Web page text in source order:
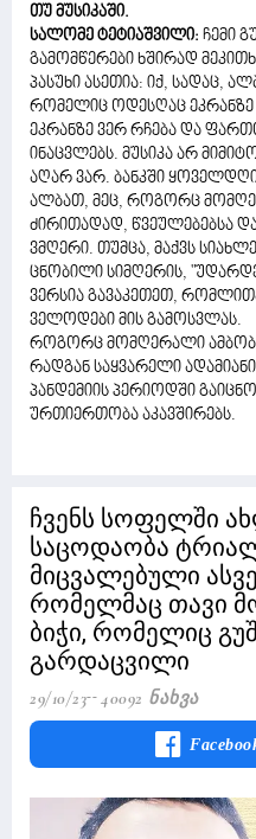
თუ მუსიკაში.
სალომე ტეტიაშვილი: ჩემი
გამომწერები ხშირად
პასუხი ასეთია: იქ, სადაც,
რომელიც ოდესღაც ეკრანზე
ეკრანზე ვერ რჩება და
ინაცვლებს. მუსიკა არ
აღარ ვარ. ბანკში
ალბათ, მეც, როგორც
ძირითადად, წვეულებებსა
ვმღერი. თუმცა, მაქვს
ცნობილი სიმღერის,
ვერსია გავაკეთეთ,
ველოდები მის გამოსვლას.
როგორც მომღერალი
რადგან საყვარელი
პანდემიის პერიოდში
ურთიერთობა აკავშირებს.
ჩვენს სოფელში
საცოდაობა
მიცვალებული
რომელმაც თავი
ბიჭი, რომელიც
გარდაცვილი
29/10/23 40092 Ნახვა